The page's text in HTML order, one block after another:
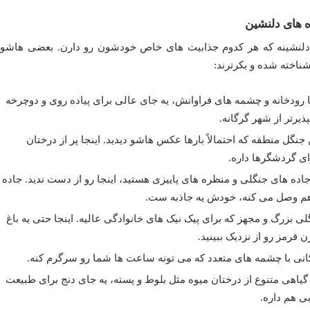
های دلنشین
دلنشینه که هر کدوم جذابیت های خاص خودشون رو دارن. بعضی
شده و بکرترند:
رودخانه و چشمه های فراوانش، یه جای عالی برای پیاده روی و دوچرخه
از شهر گرگانه.
منطقه که احتمالاً بارها عکس هاشو دیدید. اینجا پر از درختان
گردشگرها داره.
های جنگلی و منظره های پاییزی هستید، اینجا رو از دست ندید. جاده
هم وصل می کنه، خودش یه جاذبه ست.
بزرگ و مجهز که برای پیک نیک های خانوادگی عالیه. اینجا حتی یه باغ
رو از نزدیک ببینید.
با چشمه های متعدد که می تونه ساعت ها شما رو سرگرم کنه.
متنوع از درختان میوه مثل بلوط و پسته، یه جای دنج برای طبیعت
هم داره.